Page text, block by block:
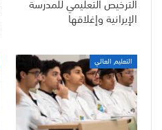
الترخيص التعليمي للمدرسة
الإيرانية وإغلاقها
التعليم العالي